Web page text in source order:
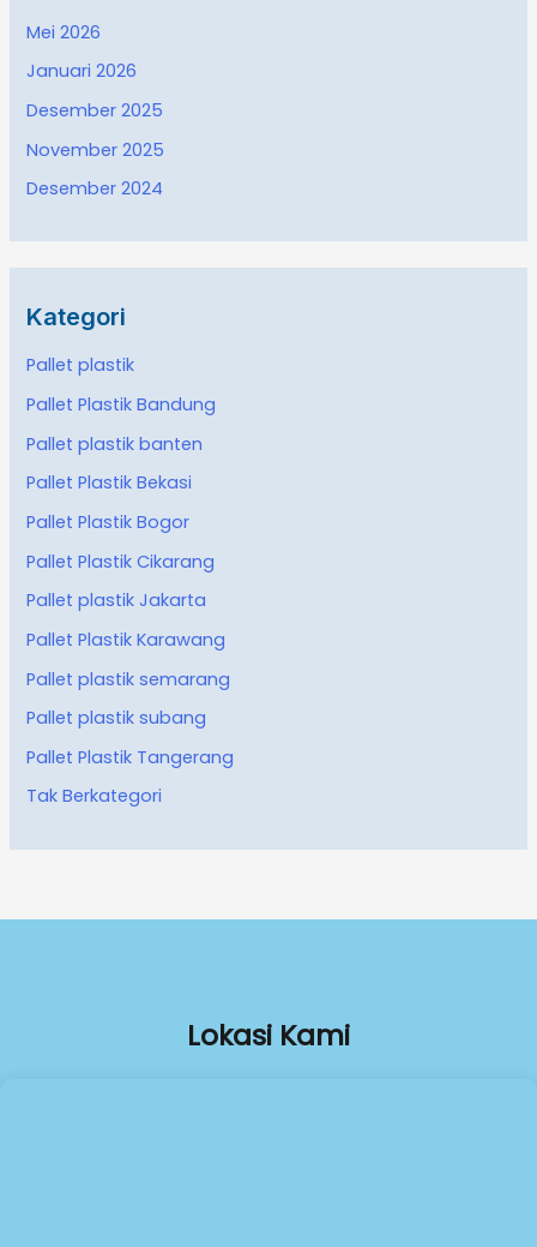
Mei 2026
Januari 2026
Desember 2025
November 2025
Desember 2024
Kategori
Pallet plastik
Pallet Plastik Bandung
Pallet plastik banten
Pallet Plastik Bekasi
Pallet Plastik Bogor
Pallet Plastik Cikarang
Pallet plastik Jakarta
Pallet Plastik Karawang
Pallet plastik semarang
Pallet plastik subang
Pallet Plastik Tangerang
Tak Berkategori
Lokasi Kami